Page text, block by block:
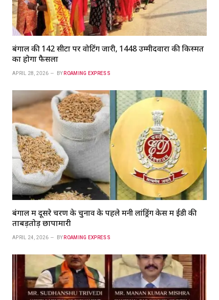
बंगाल की 142 सीटों पर वोटिंग जारी, 1448 उम्मीदवारों की किस्मत
का होगा फैसला
APRIL 28, 2026 BY ROAMING EXPRESS
बंगाल में दूसरे चरण के चुनाव के पहले मनी लांड्रिंग केस में ईडी की
ताबड़तोड़ छापामारी
APRIL 24, 2026 BY ROAMING EXPRESS